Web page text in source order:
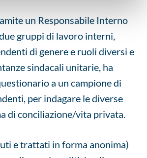
un Responsabile Interno
gruppi di lavoro interni,
di genere e ruoli diversi e
sindacali unitarie, ha
a un campione di
per indagare le diverse
di conciliazione/vita privata.
e trattati in forma anonima)